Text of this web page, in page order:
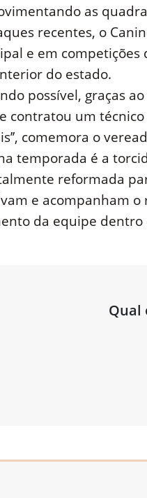
as
recentes, o
e em competições
do estado.
possível, graças
contratou um
comemora o
temporada é a
reformada
e acompanham
da equipe dentro
Qual